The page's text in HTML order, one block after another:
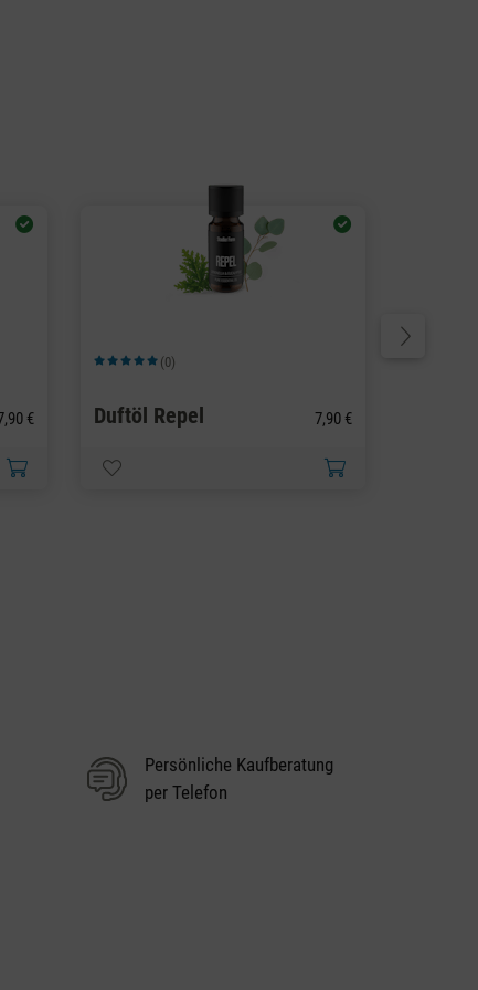
€
Durchschnittliche Bewertung von 5 von 5 Sternen
(0)
Duftöl Repel 7,90 €
Persönliche Kaufberatung
per Telefon